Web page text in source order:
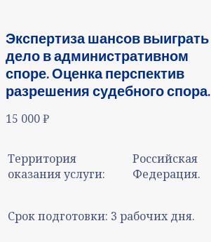
Экспертиза шансов выиграть
дело в административном
споре. Оценка перспектив
разрешения судебного спора.
15 000₽
Территория
оказания услуги:
Российская
Федерация.
Срок подготовки: 3 рабочих дня.